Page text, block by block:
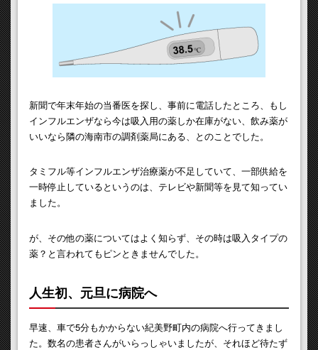
新聞で年末年始の当番医を探し、事前に電話したところ、もし
インフルエンザなら今は吸入用の薬しか在庫がない、飲み薬が
いいなら隣の海南市の調剤薬局にある、とのことでした。
タミフル等インフルエンザ治療薬が不足していて、一部供給を
一時停止しているというのは、テレビや新聞等を見て知ってい
ました。
が、その他の薬についてはよく知らず、その時は吸入タイプの
薬？と言われてもピンときませんでした。
人生初、元旦に病院へ
早速、車で5分もかからない紀美野町内の病院へ行ってきまし
た。数名の患者さんがいらっしゃいましたが、それほど待たず